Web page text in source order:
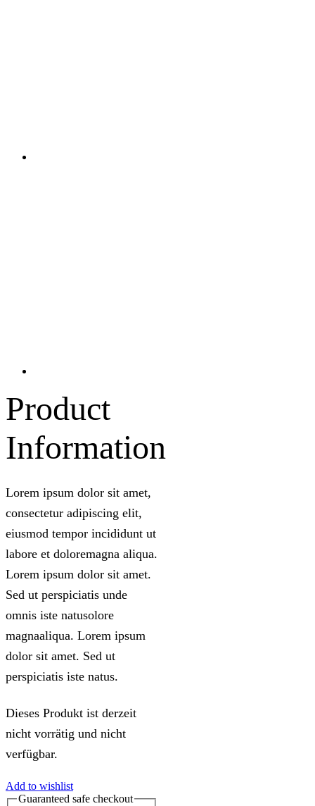
Product
Information
Lorem ipsum dolor sit amet,
consectetur adipiscing elit,
eiusmod tempor incididunt ut
labore et doloremagna aliqua.
Lorem ipsum dolor sit amet.
Sed ut perspiciatis unde
omnis iste natusolore
magnaaliqua. Lorem ipsum
dolor sit amet. Sed ut
perspiciatis iste natus.
Dieses Produkt ist derzeit
nicht vorrätig und nicht
verfügbar.
Add to wishlist
Guaranteed safe checkout